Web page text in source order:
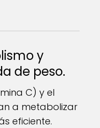
y
de peso.
C) y el
a metabolizar
eficiente.